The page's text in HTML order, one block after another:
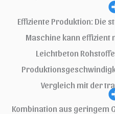
Effiziente Produktion: Die
Maschine kann
Leichtbeton
Vergleich mit der
Kombination aus geringem